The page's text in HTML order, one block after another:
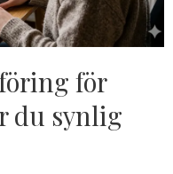
för
du synlig